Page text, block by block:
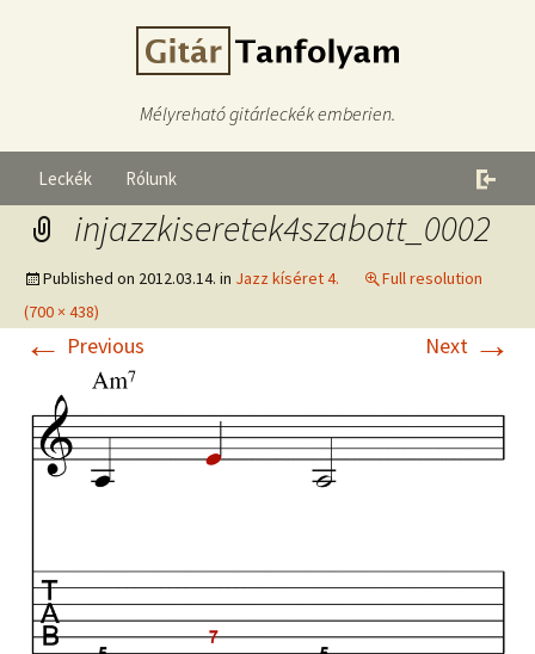
Mélyreható gitárleckék emberien.
Leckék Rólunk
injazzkiseretek4szabott_0002
Published on 2012.03.14. in Jazz kíséret 4.
Full resolution
(700 × 438)
← Previous Next →